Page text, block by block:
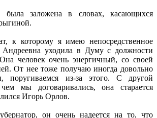
была заложена в словах, касающихся
к которому я имею непосредственное
уходила в Думу с должности
человек очень энергичный, со своей
От нее тоже получаю иногда довольно
поругиваемся из-за этого. С другой
мы договаривались, она старается
Игорь Орлов.
он очень надеется на то, что